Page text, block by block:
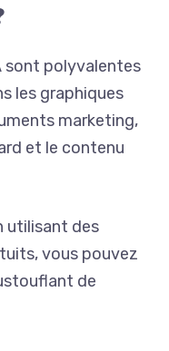
sont polyvalentes
les graphiques
marketing,
et le contenu
utilisant des
vous pouvez
de